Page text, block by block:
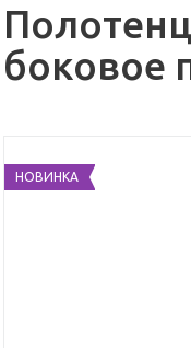
боковое
НОВИНКА